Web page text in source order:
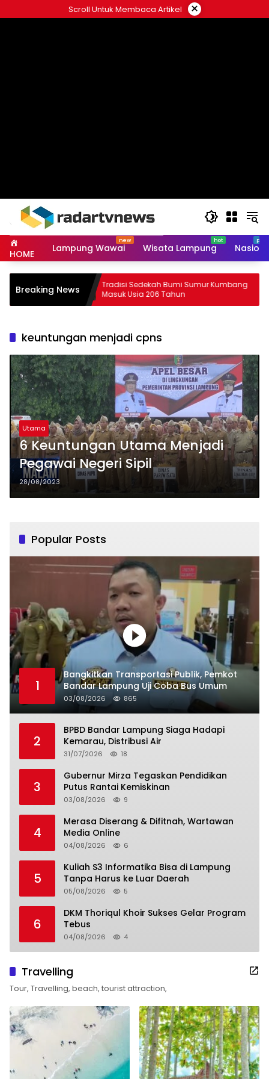
to
Scroll Untuk Membaca Artikel ×
HOME Lampung Wawai Wisata Lampung
Breaking NewsTradisi Sedekah Bumi Sumur Kumbang
Masuk Usia 206 Tahun
keuntungan menjadi cpns
Utama
6 Keuntungan Utama Menjadi
Pegawai Negeri Sipil
28/08/2023
Popular Posts
1
Bangkitkan Transportasi Publik, Pemkot
Bandar Lampung Uji Coba Bus Umum
03/08/2026 865
2
BPBD Bandar Lampung Siaga Hadapi
Kemarau, Distribusi Air
31/07/2026 18
3
Gubernur Mirza Tegaskan Pendidikan
Putus Rantai Kemiskinan
03/08/2026 9
4
Merasa Diserang & Difitnah, Wartawan
Media Online
04/08/2026 6
5
Kuliah S3 Informatika Bisa di Lampung
Tanpa Harus ke Luar Daerah
05/08/2026 5
6
DKM Thoriqul Khoir Sukses Gelar Program
Tebus
04/08/2026 4
Travelling
Tour, Travelling, beach, tourist attraction,